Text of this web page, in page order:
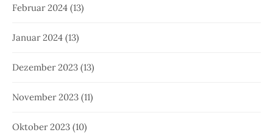
Februar 2024 (13)
Januar 2024 (13)
Dezember 2023 (13)
November 2023 (11)
Oktober 2023 (10)